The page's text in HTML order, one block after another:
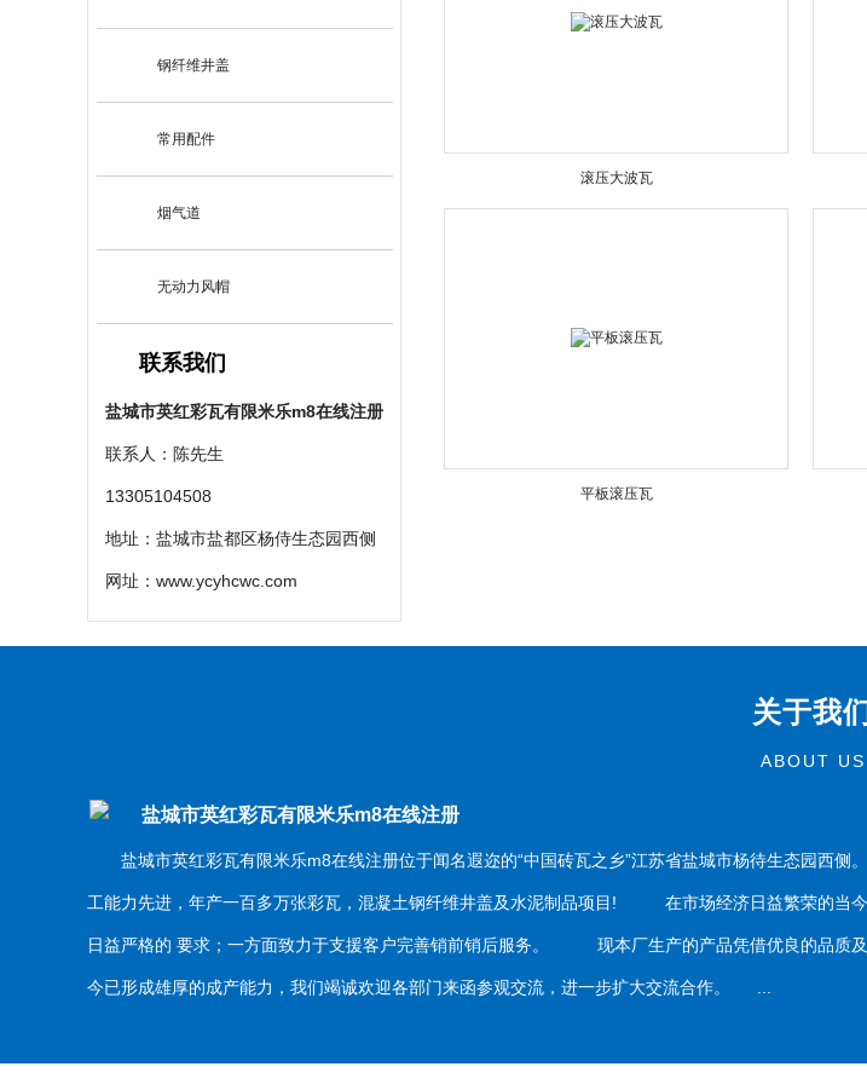
钢纤维井盖
常用配件
烟气道
无动力风帽
联系我们
盐城市英红彩瓦有限米乐m8在线注册
联系人：陈先生
13305104508
地址：盐城市盐都区杨侍生态园西侧
网址： www.ycyhcwc.com
滚压大波瓦
平板滚压瓦
关于我们
ABOUT US
盐城市英红彩瓦有限米乐m8在线注册
盐城市英红彩瓦有限米乐m8在线注册位于闻名遐迩的“中国砖瓦之乡”江苏省盐城市杨待生态园西侧
工能力先进，年产一百多万张彩瓦，混凝土钢纤维井盖及水泥制品项目! 在市场经济日益繁荣的当
日益严格的 要求；一方面致力于支援客户完善销前销后服务。 现本厂生产的产品凭借优良的品质
今已形成雄厚的成产能力，我们竭诚欢迎各部门来函参观交流，进一步扩大交流合作。 ...